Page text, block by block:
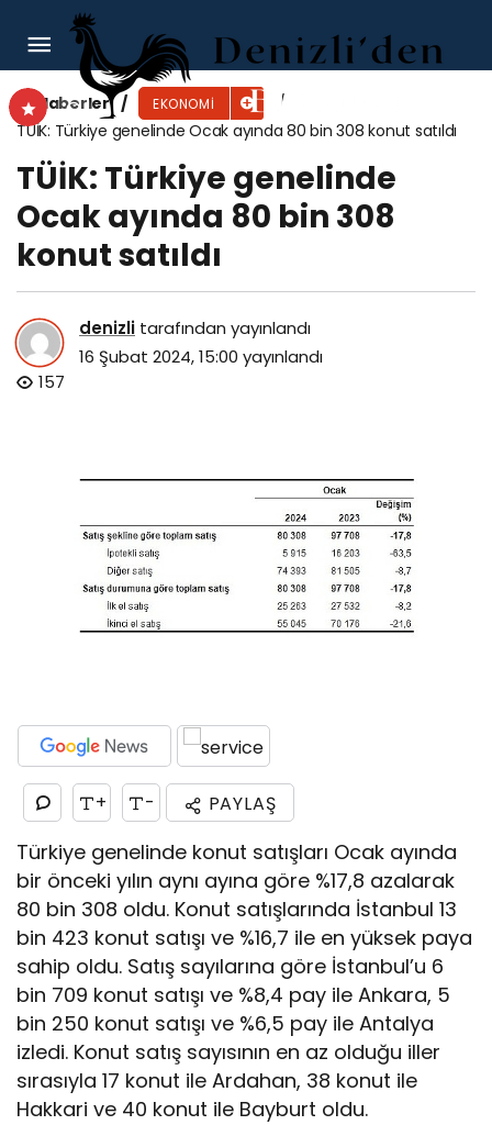
Haberler EKONOMI
TÜİK: Türkiye genelinde Ocak ayında 80 bin 308 konut satıldı
TÜİK: Türkiye genelinde
Ocak ayında 80 bin 308
konut satıldı
denizli tarafından yayınlandı
16 Şubat 2024, 15:00 yayınlandı
157
+ - PAYLAŞ
Türkiye genelinde konut satışları Ocak ayında
bir önceki yılın aynı ayına göre %17,8 azalarak
80 bin 308 oldu. Konut satışlarında İstanbul 13
bin 423 konut satışı ve %16,7 ile en yüksek paya
sahip oldu. Satış sayılarına göre İstanbul’u 6
bin 709 konut satışı ve %8,4 pay ile Ankara, 5
bin 250 konut satışı ve %6,5 pay ile Antalya
izledi. Konut satış sayısının en az olduğu iller
sırasıyla 17 konut ile Ardahan, 38 konut ile
Hakkari ve 40 konut ile Bayburt oldu.
Ahşap Oyuncak Üretim Merkezine Ziyaret